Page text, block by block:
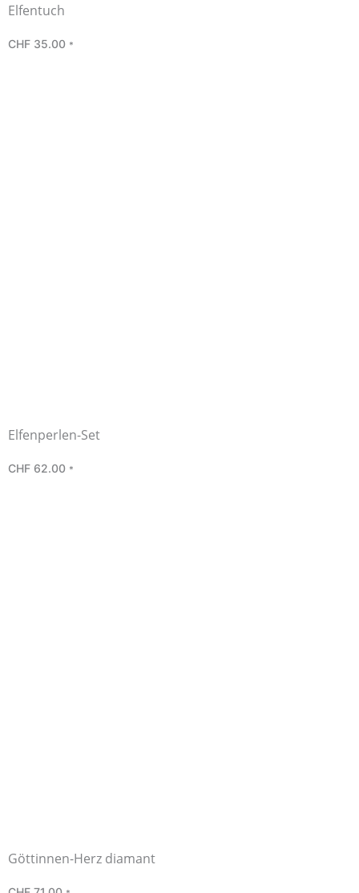
Elfentuch
CHF 35.00 *
Elfenperlen-Set
CHF 62.00 *
Göttinnen-Herz diamant